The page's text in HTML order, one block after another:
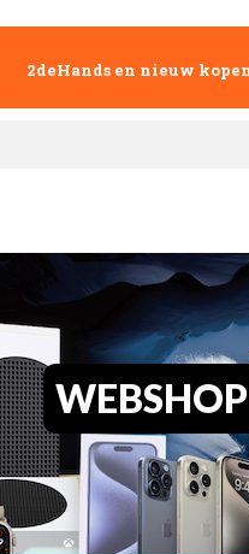
2deHands en nieuw
WEBSHOP